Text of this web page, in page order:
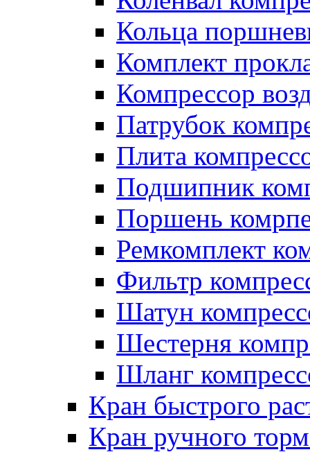
Кольца
Комплект
Компрессор
Патрубок
Плита
Подшипник
Поршень
Ремкомплект
Фильтр
Шатун
Шестерня
Шланг
Кран быстрого
Кран ручного